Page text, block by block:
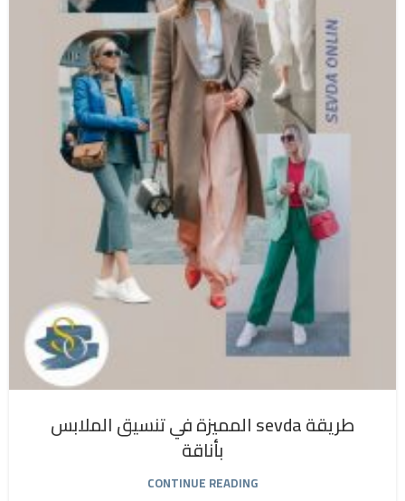
طريقة sevda المميزة في تنسيق الملابس
بأناقة
CONTINUE READING